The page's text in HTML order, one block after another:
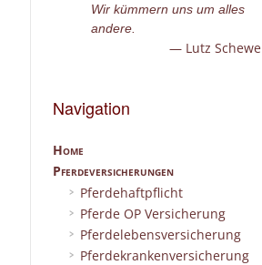
Wir kümmern uns um alles
andere.
Lutz Schewe
Navigation
Home
Pferdeversicherungen
Pferdehaftpflicht
Pferde OP Versicherung
Pferdelebensversicherung
Pferdekrankenversicherung